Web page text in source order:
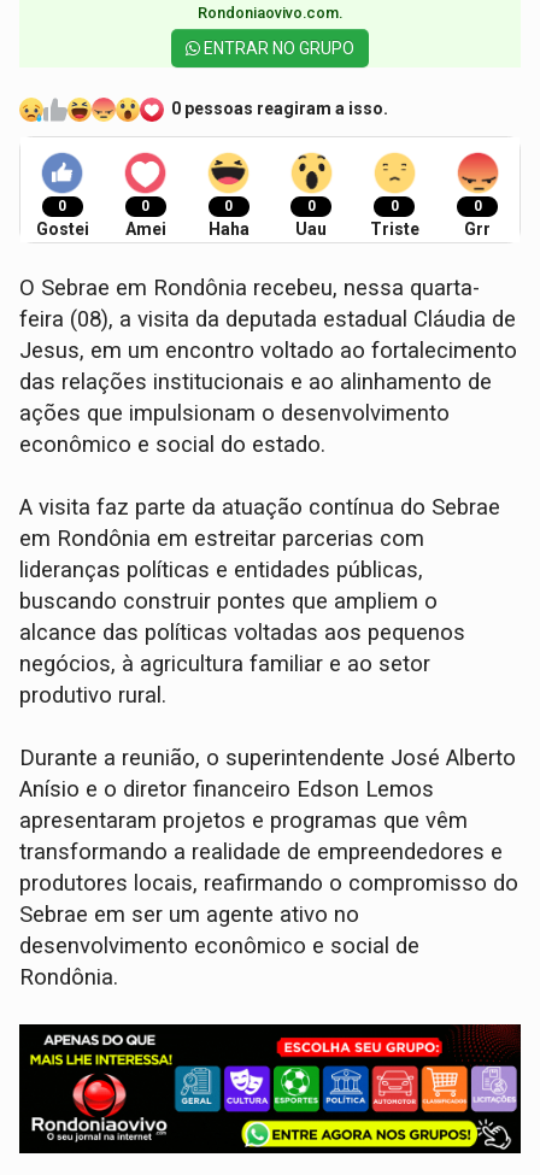
Rondoniaovivo.com.​
ENTRAR NO GRUPO
0 pessoas reagiram a isso.
0
Gostei
0
Amei
0
Haha
0
Uau
0
Triste
0
Grr
O Sebrae em Rondônia recebeu, nessa quarta-
feira (08), a visita da deputada estadual Cláudia de
Jesus, em um encontro voltado ao fortalecimento
das relações institucionais e ao alinhamento de
ações que impulsionam o desenvolvimento
econômico e social do estado.
A visita faz parte da atuação contínua do Sebrae
em Rondônia em estreitar parcerias com
lideranças políticas e entidades públicas,
buscando construir pontes que ampliem o
alcance das políticas voltadas aos pequenos
negócios, à agricultura familiar e ao setor
produtivo rural.
Durante a reunião, o superintendente José Alberto
Anísio e o diretor financeiro Edson Lemos
apresentaram projetos e programas que vêm
transformando a realidade de empreendedores e
produtores locais, reafirmando o compromisso do
Sebrae em ser um agente ativo no
desenvolvimento econômico e social de
Rondônia.